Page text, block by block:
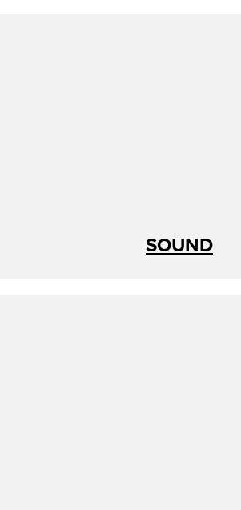
SOUND